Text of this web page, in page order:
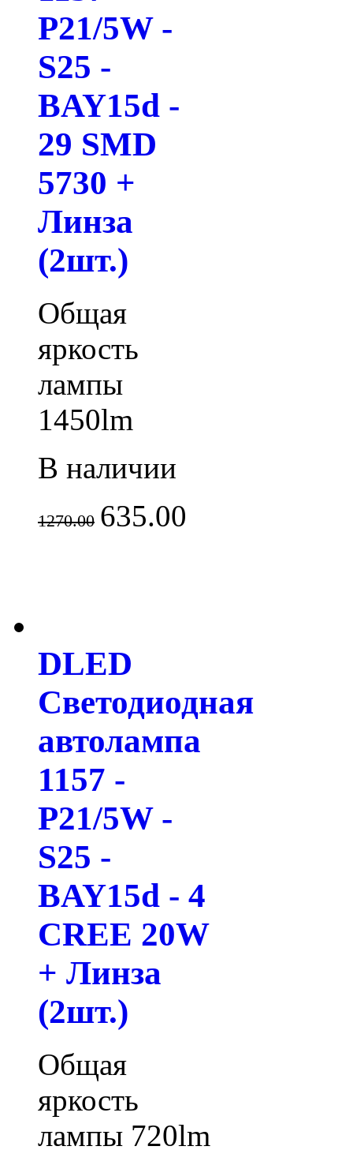
P21/5W -
S25 -
BAY15d -
29 SMD
5730 +
Линза
(2шт.)
Общая
яркость
лампы
1450lm
В наличии
1270.00 635.00
DLED
Светодиодная
автолампа
1157 -
P21/5W -
S25 -
BAY15d - 4
CREE 20W
+ Линза
(2шт.)
Общая
яркость
лампы 720lm